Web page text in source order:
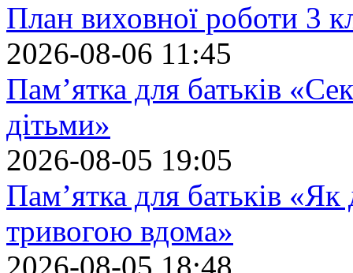
План виховної роботи 3
2026-08-06 11:45
Пам’ятка для батьків
дітьми»
2026-08-05 19:05
Пам’ятка для батьків
тривогою вдома»